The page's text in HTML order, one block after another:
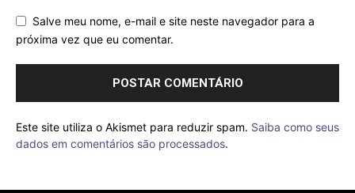
Salve meu nome, e-mail e site neste navegador para a
próxima vez que eu comentar.
Este site utiliza o Akismet para reduzir spam. Saiba como seus
dados em comentários são processados.